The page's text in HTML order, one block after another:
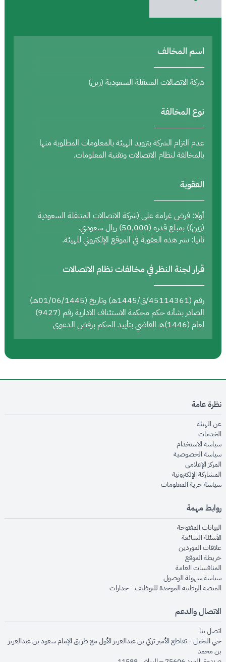
اسم المخالف
شركة الاتصالات المتنقلة السعودية (زين)
نوع المخالفة
عدم التزام الشركة بتزويد الهيئة بالمعلومات المطلوبة منها
بالمخالفة لنظام الاتصالات وتقنية المعلومات.
العقوبة
أولا: فرض غرامة على (شركة الاتصالات المتنقلة السعودية
(زين)) بمبلغ قدره (50,000) ريال سعودي.
ثانيا: نشر هذه العقوبة في الموقع الإلكتروني للهيئة.
قرار لجنة النظر في مخالفات نظام الاتصالات
رقم (45114361/ق/1445هـ) وتاريخ (01/06/1445هـ)
الصادر بشأنه حكم محكمة الاستئناف الادارية رقم (9427)
لعام (1446)هـ القاضي بتأييد الحكم برفض الدعوى
نظرة عامة
عن الهيئةopens in new window
الخدماتopens in new window
سياسة الاستخدام
سياسة الخصوصيةopens in new window
المركز الإعلاميopens in new window
المشاركة الإلكترونيةopens in new window
سياسة حرية المعلوماتopens in new window
روابط مهمة
البيانات المفتوحةopens in new window
الأسئلة الشائعةopens in new window
علاقات الموردينopens in new window
خريطة الموقعopens in new window
المنافسات العامةopens in new window
سياسة سهولة الوصولopens in new window
المنصة الوطنية الموحدة للتوظيف - جداراتopens in new window
الاتصال والدعم
اتصل بنا
حي النخيل - تقاطع الأمير تركي بن عبدالعزيز الأول مع طريق الإمام سعود بن عبدالعزيز
بن محمد